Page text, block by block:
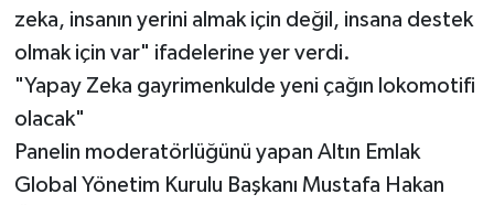
zeka, insanın yerini almak için değil, insana destek
olmak için var" ifadelerine yer verdi.
"Yapay Zeka gayrimenkulde yeni çağın lokomotifi
olacak"
Panelin moderatörlüğünü yapan Altın Emlak
Global Yönetim Kurulu Başkanı Mustafa Hakan